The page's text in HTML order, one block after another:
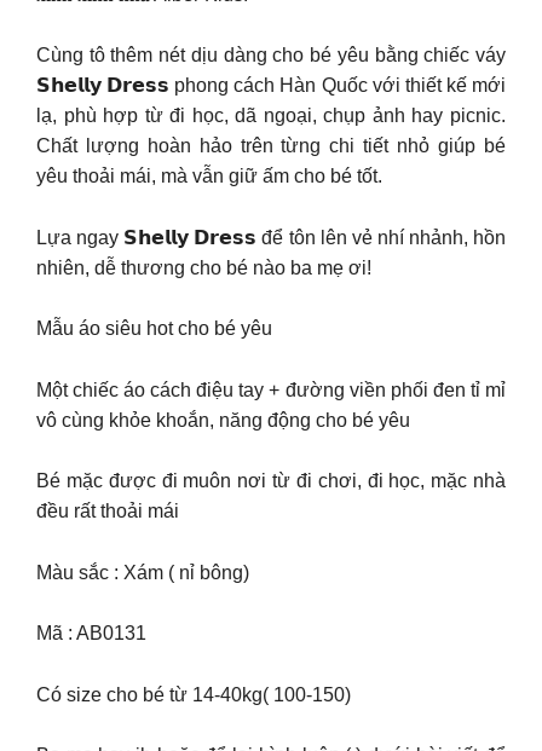
Cùng tô thêm nét dịu dàng cho bé yêu bằng chiếc váy
𝗦𝗵𝗲𝗹𝗹𝘆 𝗗𝗿𝗲𝘀𝘀 phong cách Hàn Quốc với thiết kế mới
lạ, phù hợp từ đi học, dã ngoại, chụp ảnh hay picnic.
Chất lượng hoàn hảo trên từng chi tiết nhỏ giúp bé
yêu thoải mái, mà vẫn giữ ấm cho bé tốt.
Lựa ngay 𝗦𝗵𝗲𝗹𝗹𝘆 𝗗𝗿𝗲𝘀𝘀 để tôn lên vẻ nhí nhảnh, hồn
nhiên, dễ thương cho bé nào ba mẹ ơi!
Mẫu áo siêu hot cho bé yêu
Một chiếc áo cách điệu tay + đường viền phối đen tỉ mỉ
vô cùng khỏe khoắn, năng động cho bé yêu
Bé mặc được đi muôn nơi từ đi chơi, đi học, mặc nhà
đều rất thoải mái
Màu sắc : Xám ( nỉ bông)
Mã : AB0131
Có size cho bé từ 14-40kg( 100-150)